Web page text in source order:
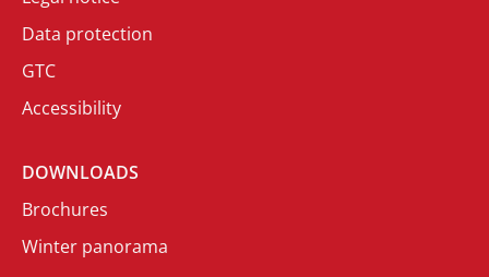
Data protection
GTC
Accessibility
DOWNLOADS
Brochures
Winter panorama